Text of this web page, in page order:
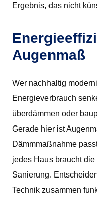
Ergebnis, das nicht
Augenmaß
Wer nachhaltig
Energieverbrauch
überdämmen oder
Gerade hier ist
Dämmmaßnahme
jedes Haus braucht
Sanierung.
Technik zusammen